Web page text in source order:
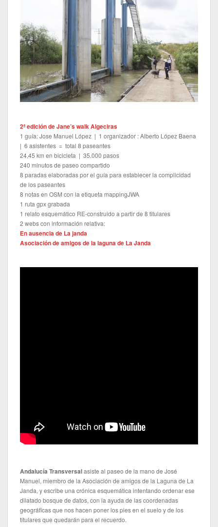
2ª edición de Jane’s walk Algeciras
1 guía: Jose Manuel López | 1 organizador : Alberto López Baena
| 6 asistentes = total 8 paseantes
24,45 km en bicicleta | 35.000 pasos
240 minutos de paseo compartido
8 paradas elaboradas por el guía para establecer la complicidad
de los paseantes
8 notas en OSM con la etiqueta mappingJWA
1 ruta gpx grabada
1 relato esquemático RE-construido a partir de 8 titulares
2 webs con información relativa:
En ausencia de La janda
Asociación de amigos de la laguna de La Janda
Andalucía Transversalasiste al paseo de la mano de José
Manuel, miembro de la Asociación de amigos de la Laguna de La
Janda, y escribe una crónica esquemática intentando ordenar ese
dilatado bosque de datos, con la ayuda de las coordenadas
geográficas que nos hacen poner los pies en el suelo y de los
titulares que quedarán para el recuerdo.